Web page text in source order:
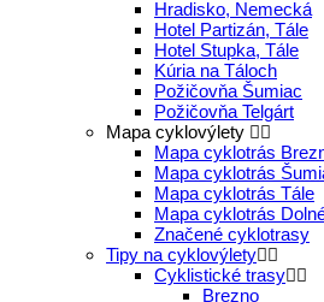
Hradisko, Nemecká
Hotel Partizán, Tále
Hotel Stupka, Tále
Kúria na Táloch
Požičovňa Šumiac
Požičovňa Telgárt
Mapa cyklovýlety
Mapa cyklotrás
Mapa cyklotrás
Mapa cyklotrás Tále
Mapa cyklotrás
Značené cyklotrasy
Tipy na cyklovýlety
Cyklistické trasy
Brezno